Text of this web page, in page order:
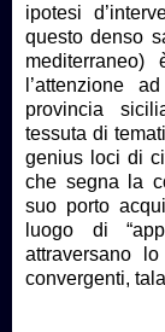
ipotesi
questo denso
l’attenzione
provincia
tessuta di
genius loci di
che segna la
suo porto
luogo di
attraversano
convergenti,